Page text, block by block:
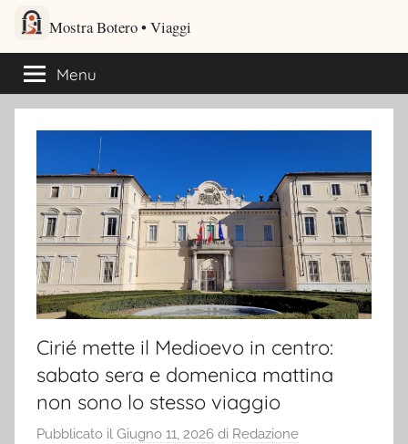
Salta
contenuto
Mostra Botero – Viaggi
Viaggi culturali e itinerari turistici per gli amanti dei viaggi
Menu
Cirié mette il Medioevo in centro:
sabato sera e domenica mattina
non sono lo stesso viaggio
Pubblicato il Giugno 11, 2026 di Redazione